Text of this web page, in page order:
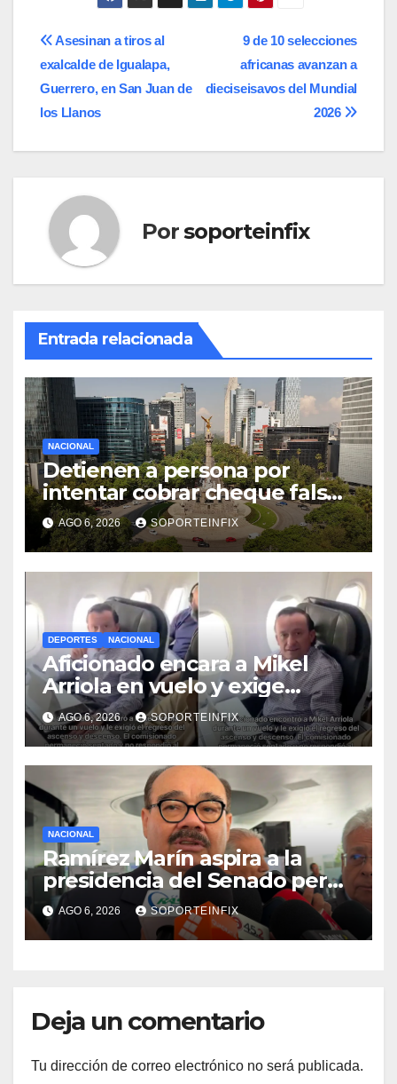
Navegación
de
entradas
9 de 10 selecciones
africanas avanzan a
dieciseisavos del Mundial
2026
Asesinan a tiros al
exalcalde de Igualapa,
Guerrero, en San Juan de
los Llanos
Porsoporteinfix
Entrada relacionada
NACIONAL
Detienen a persona por
intentar cobrar cheque falso
de 420,000 pesos en CDMX
AGO 6, 2026 SOPORTEINFIX
DEPORTES NACIONAL
Aficionado encara a Mikel
Arriola en vuelo y exige
regreso del ascenso
AGO 6, 2026 SOPORTEINFIX
NACIONAL
Ramírez Marín aspira a la
presidencia del Senado pero
respeta decisión de Morena
AGO 6, 2026 SOPORTEINFIX
Deja un comentario
Tu dirección de correo electrónico no será publicada.